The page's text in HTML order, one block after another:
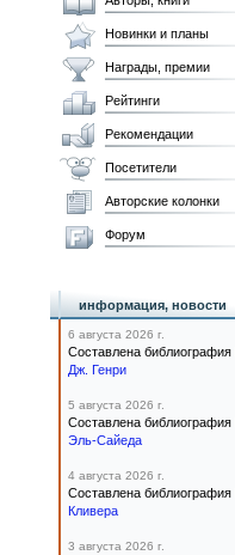
Новинки и планы
Награды, премии
Рейтинги
Рекомендации
Посетители
Авторские колонки
Форум
информация, новости
6 августа 2026 г.
Составлена библиография
Дж. Генри
5 августа 2026 г.
Составлена библиография
Эль-Сайеда
4 августа 2026 г.
Составлена библиография
Кливера
3 августа 2026 г.